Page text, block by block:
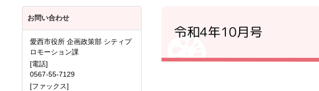
令和4年10月号
お問い合わせ
愛西市役所 企画政策部 シティプ
ロモーション課
[電話]
0567-55-7129
[ファックス]